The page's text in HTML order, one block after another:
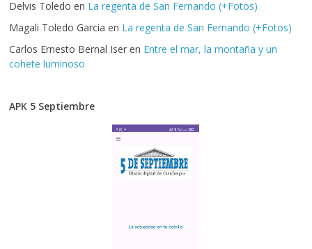
Delvis Toledo en La regenta de San Fernando (+Fotos)
Magali Toledo Garcia en La regenta de San Fernando (+Fotos)
Carlos Ernesto Bernal Iser en Entre el mar, la montaña y un
cohete luminoso
APK 5 Septiembre